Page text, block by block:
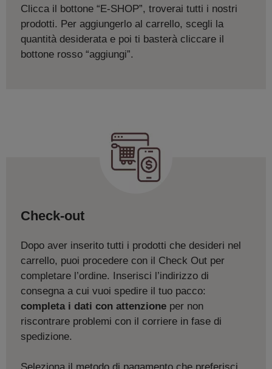
Clicca il bottone “E-SHOP”, troverai tutti i nostri
prodotti. Per aggiungerlo al carrello, scegli la
quantità desiderata e poi ti basterà cliccare il
bottone rosso “aggiungi”.
Check-out
Dopo aver inserito tutti i prodotti che desideri nel
carrello, puoi procedere con il Check Out per
completare l’ordine. Inserisci l’indirizzo di
consegna a cui vuoi spedire il tuo pacco:
completa i dati con attenzione per non
riscontrare problemi con il corriere in fase di
spedizione.